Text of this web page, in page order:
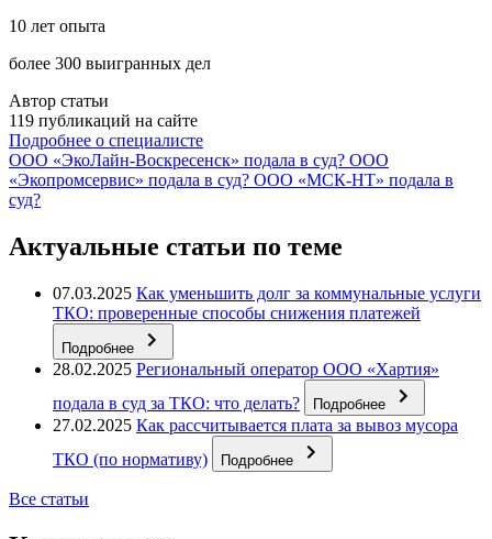
10 лет опыта
более 300 выигранных дел
Автор статьи
119 публикаций на сайте
Подробнее о специалисте
ООО «ЭкоЛайн-Воскресенск» подала в суд? ООО
«Экопромсервис» подала в суд? ООО «МСК-НТ» подала в
суд?
Актуальные статьи по теме
07.03.2025 Как уменьшить долг за коммунальные услуги
ТКО: проверенные способы снижения платежей
Подробнее
28.02.2025 Региональный оператор ООО «Хартия»
подала в суд за ТКО: что делать?
Подробнее
27.02.2025 Как рассчитывается плата за вывоз мусора
ТКО (по нормативу)
Подробнее
Все статьи